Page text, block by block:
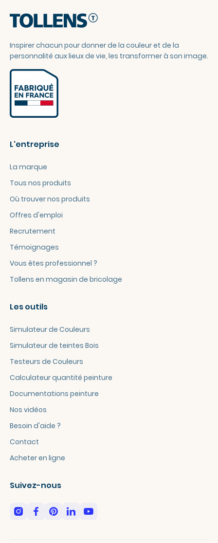
Inspirer chacun pour donner de la couleur et de la
personnalité aux lieux de vie, les transformer à son image.
L'entreprise
La marque
Tous nos produits
Où trouver nos produits
Offres d'emploi
Recrutement
Témoignages
Vous êtes professionnel ?
Tollens en magasin de bricolage
Les outils
Simulateur de Couleurs
Simulateur de teintes Bois
Testeurs de Couleurs
Calculateur quantité peinture
Documentations peinture
Nos vidéos
Besoin d'aide ?
Contact
Acheter en ligne
Suivez-nous